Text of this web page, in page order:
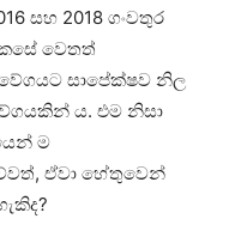
සහ 2018 ගංවතුර
වෙතත්
සාපේක්ෂව නිල
ය. එම නිසා
ම
ඒවා හේතුවෙන්